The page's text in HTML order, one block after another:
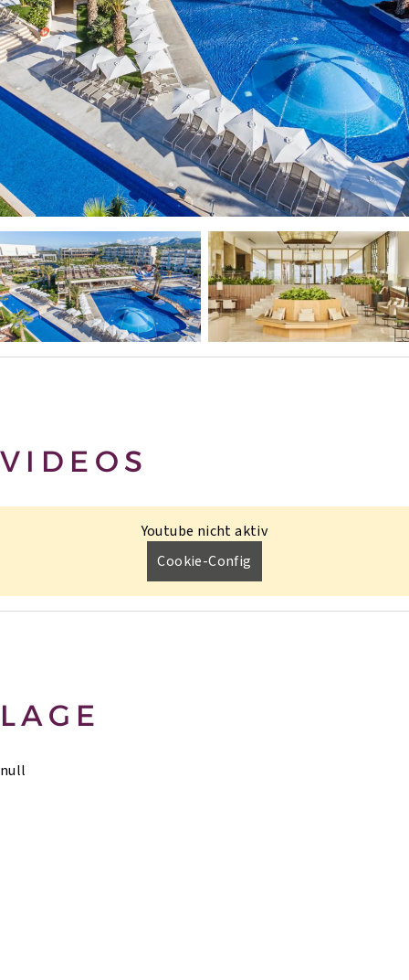
VIDEOS
Youtube nicht aktiv
Cookie-Config
LAGE
null